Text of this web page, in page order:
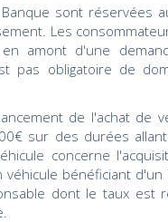
sont réservées
Les
amont d'une
pas obligatoire de
de l'achat de
sur des durées
concerne
bénéficiant d'un
dont le taux est